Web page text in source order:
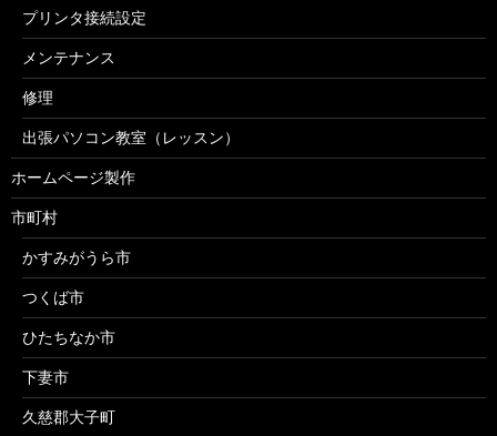
プリンタ接続設定
メンテナンス
修理
出張パソコン教室（レッスン）
ホームページ製作
市町村
かすみがうら市
つくば市
ひたちなか市
下妻市
久慈郡大子町